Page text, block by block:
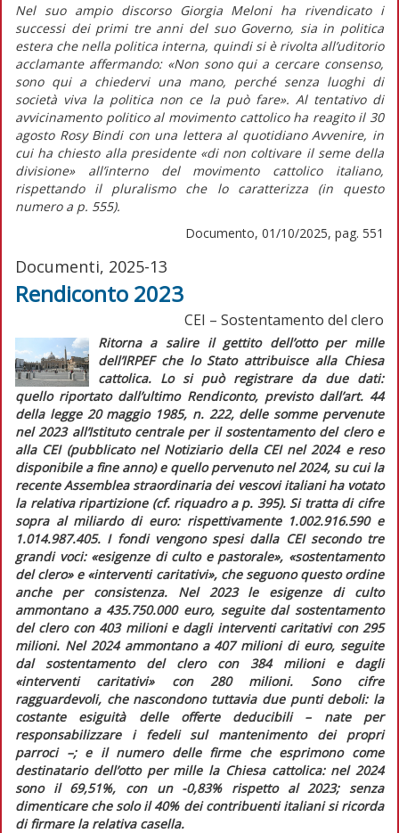
Nel suo ampio discorso Giorgia Meloni ha rivendicato i
successi dei primi tre anni del suo Governo, sia in politica
estera che nella politica interna, quindi si è rivolta all’uditorio
acclamante affermando:«Non sono qui a cercare consenso,
sono qui a chiedervi una mano, perché senza luoghi di
società viva la politica non ce la può fare». Al tentativo di
avvicinamento politico al movimento cattolico ha reagito il 30
agosto Rosy Bindi con una lettera al quotidianoAvvenire, in
cui ha chiesto alla presidente«di non coltivare il seme della
divisione» all’interno del movimento cattolico italiano,
rispettando il pluralismo che lo caratterizza (inquesto
numero a p. 555).
Documento, 01/10/2025, pag. 551
Documenti, 2025-13
Rendiconto 2023
CEI – Sostentamento del clero
Ritorna a salire il gettito dell’otto per mille
dell’IRPEF che lo Stato attribuisce alla Chiesa
cattolica. Lo si può registrare da due dati:
quello riportato dall’ultimo Rendiconto, previsto dall’art. 44
della legge 20 maggio 1985, n. 222, delle somme pervenute
nel 2023 all’Istituto centrale per il sostentamento del clero e
alla CEI(pubblicato nelNotiziario della CEI nel 2024 e reso
disponibile a fine anno) e quello pervenuto nel 2024, su cui la
recente Assemblea straordinaria dei vescovi italiani ha votato
la relativa ripartizione (cf. riquadro a p. 395). Si tratta di cifre
sopra al miliardo di euro: rispettivamente 1.002.916.590 e
1.014.987.405. I fondi vengono spesi dalla CEI secondo tre
grandi voci: «esigenze di culto e pastorale», «sostentamento
del clero» e «interventi caritativi», che seguono questo ordine
anche per consistenza. Nel 2023 le esigenze di culto
ammontano a 435.750.000 euro, seguite dal sostentamento
del clero con 403 milioni e dagli interventi caritativi con 295
milioni. Nel 2024 ammontano a 407 milioni di euro, seguite
dal sostentamento del clero con 384 milioni e dagli
«interventi caritativi» con 280 milioni. Sono cifre
ragguardevoli, che nascondono tuttavia due punti deboli: la
costante esiguità delle offerte deducibili – nate per
responsabilizzare i fedeli sul mantenimento dei propri
parroci –; e il numero delle firme che esprimono come
destinatario dell’otto per mille la Chiesa cattolica: nel 2024
sono il 69,51%, con un -0,83% rispetto al 2023; senza
dimenticare che solo il 40% dei contribuenti italiani si ricorda
di firmare la relativa casella.